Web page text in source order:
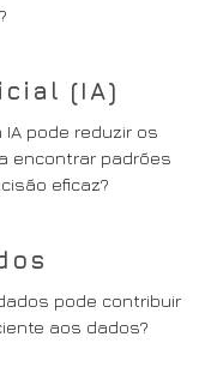
(IA)
pode reduzir os
encontrar padrões
eficaz?
pode contribuir
aos dados?